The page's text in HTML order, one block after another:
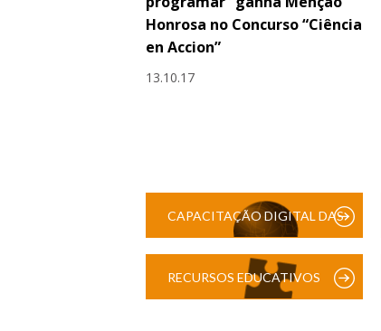
Honrosa no Concurso “Ciência
en Accion”
13.10.17
CAPACITAÇÃO DIGITAL DAS
RECURSOS EDUCATIVOS